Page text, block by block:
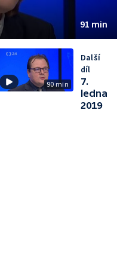
91 min
90 min
Další
díl
7.
ledna
2019